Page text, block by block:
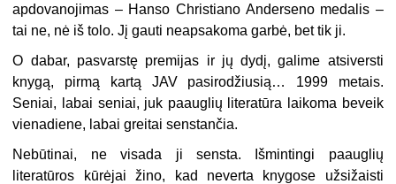
apdovanojimas – Hanso Christiano Anderseno medalis –
tai ne, nė iš tolo. Jį gauti neapsakoma garbė, bet tik ji.
O dabar, pasvarstę premijas ir jų dydį, galime atsiversti
knygą, pirmą kartą JAV pasirodžiusią… 1999 metais.
Seniai, labai seniai, juk paauglių literatūra laikoma beveik
vienadiene, labai greitai senstančia.
Nebūtinai, ne visada ji sensta. Išmintingi paauglių
literatūros kūrėjai žino, kad neverta knygose užsižaisti